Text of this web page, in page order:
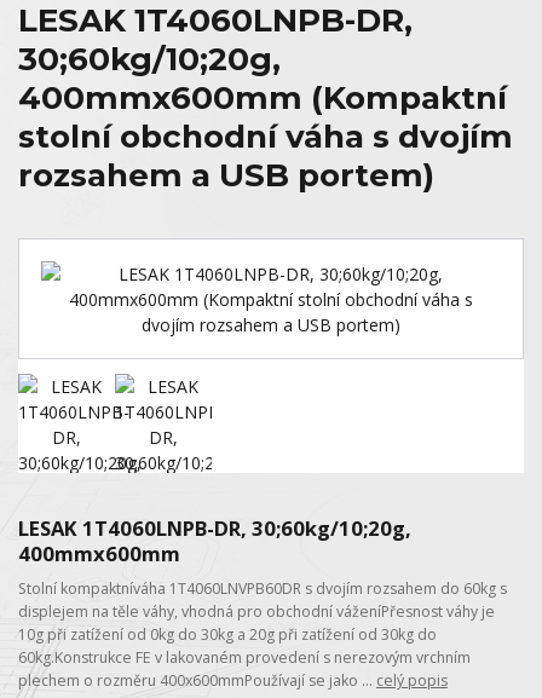
LESAK 1T4060LNPB-DR,
30;60kg/10;20g,
400mmx600mm (Kompaktní
stolní obchodní váha s dvojím
rozsahem a USB portem)
LESAK 1T4060LNPB-DR, 30;60kg/10;20g,
400mmx600mm
Stolní kompaktníváha 1T4060LNVPB60DR s dvojím rozsahem do 60kg s
displejem na těle váhy, vhodná pro obchodní váženíPřesnost váhy je
10g při zatížení od 0kg do 30kg a 20g při zatížení od 30kg do
60kg.Konstrukce FE v lakovaném provedení s nerezovým vrchním
plechem o rozměru 400x600mmPoužívají se jako ... celý popis